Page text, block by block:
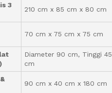
3
210 cm x 85 cm x 80 cm
70 cm x 75 cm x 75 cm
Diameter 90 cm, Tinggi 45
cm
90 cm x 40 cm x 180 cm